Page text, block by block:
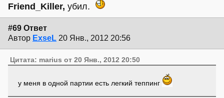
Friend_Killer, убил.
#69 Ответ
Автор ExseL 20 Янв., 2012 20:56
Цитата: marius от 20 Янв., 2012 20:50
у меня в одной партии есть легкий теппинг